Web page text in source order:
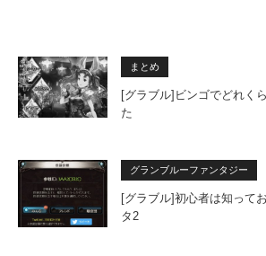
まとめ
[グラブル]ビンゴでどれく
た
グランブルーファンタジー
[グラブル]初心者は知って
タ2